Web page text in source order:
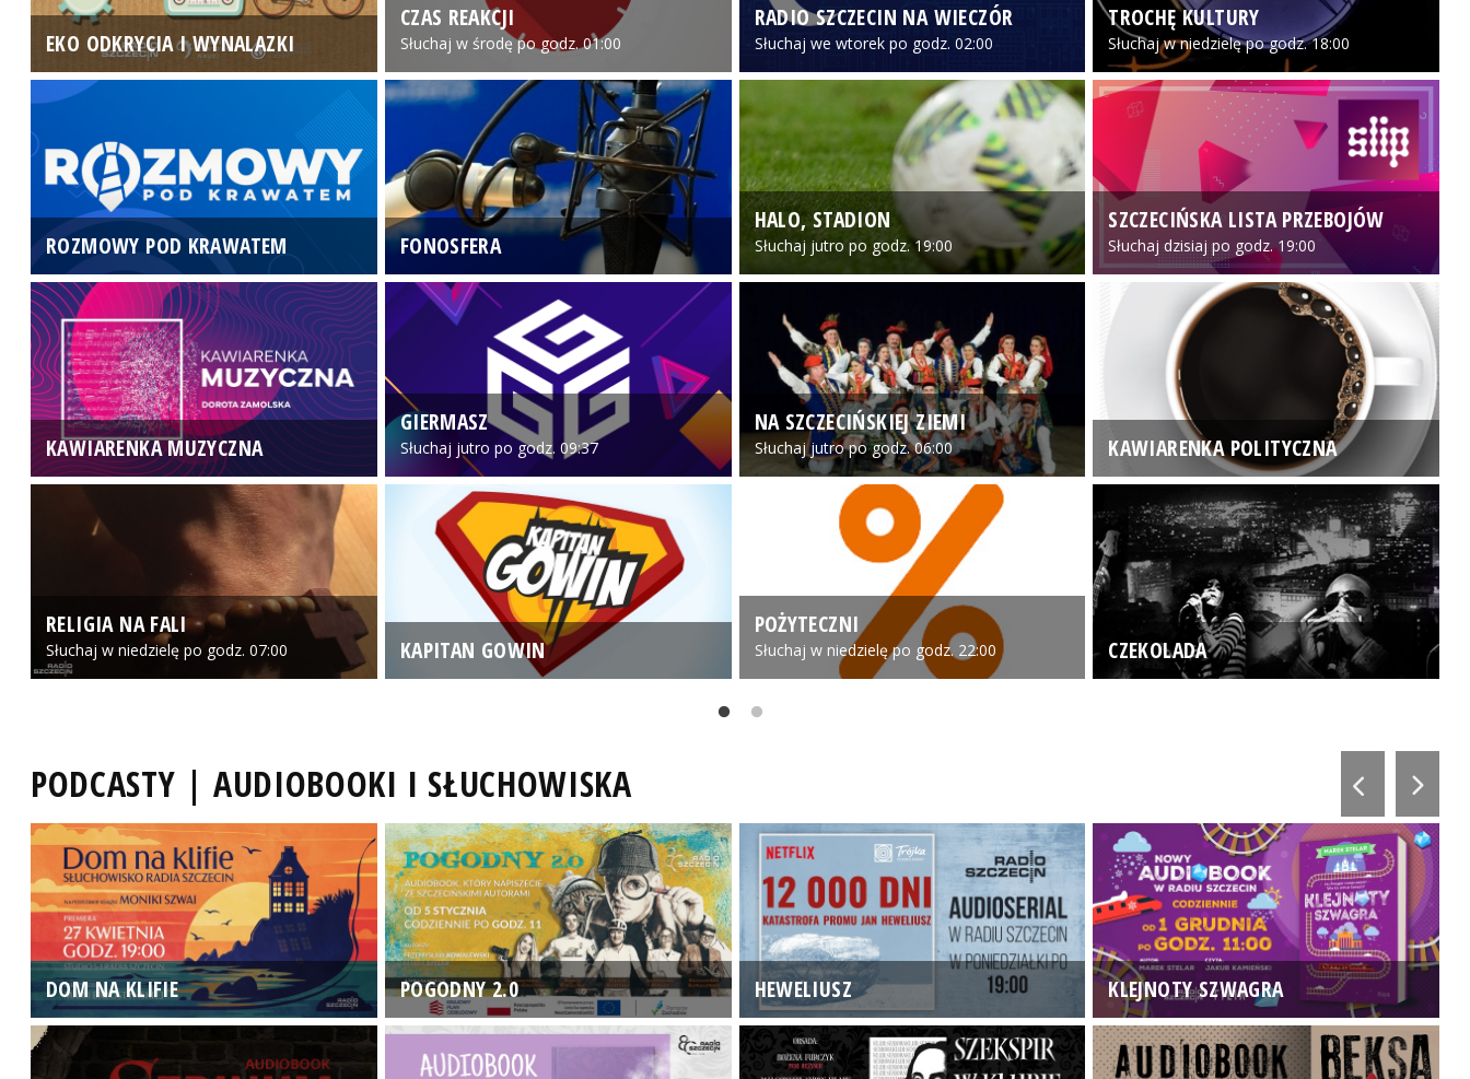
EKO ODKRYCIA I WYNALAZKI
CZAS REAKCJI
Słuchaj w środę po godz. 01:00
RADIO SZCZECIN NA WIECZÓR
Słuchaj we wtorek po godz. 02:00
TROCHĘ KULTURY
Słuchaj w niedzielę po godz. 18:00
ROZMOWY POD KRAWATEM FONOSFERA
HALO, STADION
Słuchaj jutro po godz. 19:00
SZCZECIŃSKA LISTA PRZEBOJÓW
Słuchaj dzisiaj po godz. 19:00
KAWIARENKA MUZYCZNA
GIERMASZ
Słuchaj jutro po godz. 09:37
NA SZCZECIŃSKIEJ ZIEMI
Słuchaj jutro po godz. 06:00 KAWIARENKA POLITYCZNA
RELIGIA NA FALI
Słuchaj w niedzielę po godz. 07:00 KAPITAN GOWIN
POŻYTECZNI
Słuchaj w niedzielę po godz. 22:00 CZEKOLADA
PODCASTY | AUDIOBOOKI I SŁUCHOWISKA
DOM NA KLIFIE POGODNY 2.0 HEWELIUSZ KLEJNOTY SZWAGRA